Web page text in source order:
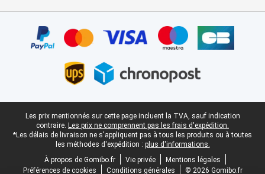
Pied-de-page légal
Les prix mentionnés sur cette page incluent la TVA, sauf indication
contraire. Les prix ne comprennent pas les frais d'expédition.
*Les délais de livraison ne s'appliquent pas à tous les produits ou à toutes
les méthodes d'expédition : plus d'informations.
À propos de Gomibo.fr
Vie privée
Mentions légales
Préférences de cookies
Conditions générales © 2026 Gomibo.fr